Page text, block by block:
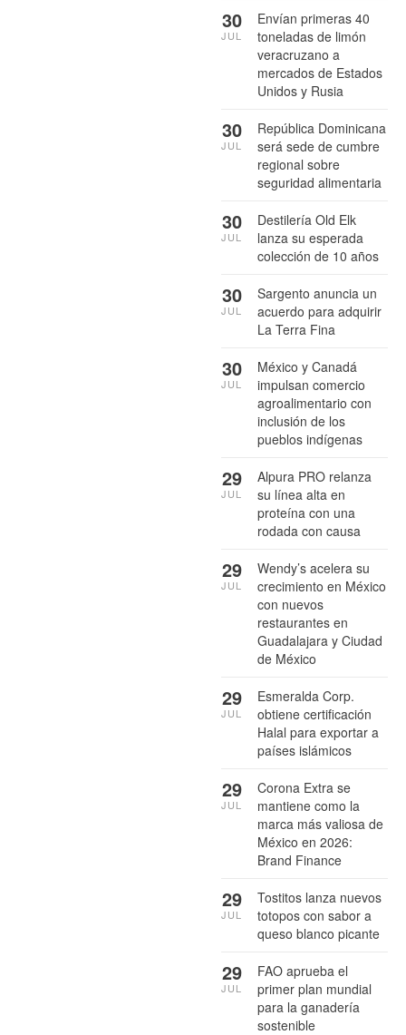
Envían primeras 40
toneladas de limón
veracruzano a
mercados de Estados
Unidos y Rusia
30
JUL
República Dominicana
será sede de cumbre
regional sobre
seguridad alimentaria
30
JUL
Destilería Old Elk
lanza su esperada
colección de 10 años
30
JUL
Sargento anuncia un
acuerdo para adquirir
La Terra Fina
30
JUL
México y Canadá
impulsan comercio
agroalimentario con
inclusión de los
pueblos indígenas
30
JUL
Alpura PRO relanza
su línea alta en
proteína con una
rodada con causa
29
JUL
Wendy’s acelera su
crecimiento en México
con nuevos
restaurantes en
Guadalajara y Ciudad
de México
29
JUL
Esmeralda Corp.
obtiene certificación
Halal para exportar a
países islámicos
29
JUL
Corona Extra se
mantiene como la
marca más valiosa de
México en 2026:
Brand Finance
29
JUL
Tostitos lanza nuevos
totopos con sabor a
queso blanco picante
29
JUL
FAO aprueba el
primer plan mundial
para la ganadería
sostenible
29
JUL